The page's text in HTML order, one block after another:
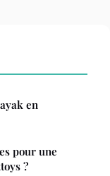
en
pour une
?